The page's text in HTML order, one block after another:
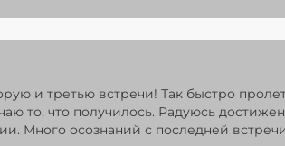
и третью встречи! Так быстро
то, что получилось. Радуюсь
Много осознаний с последней